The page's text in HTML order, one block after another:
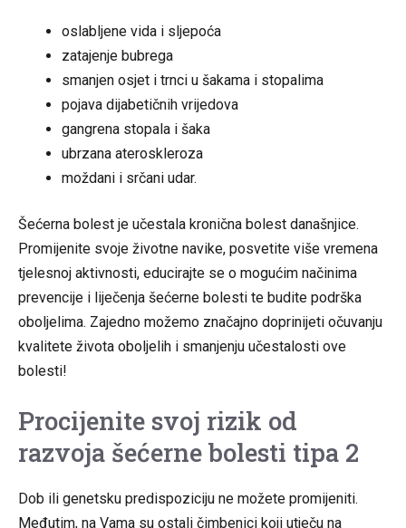
oslabljene vida i sljepoća
zatajenje bubrega
smanjen osjet i trnci u šakama i stopalima
pojava dijabetičnih vrijedova
gangrena stopala i šaka
ubrzana ateroskleroza
moždani i srčani udar.
Šećerna bolest je učestala kronična bolest današnjice.
Promijenite svoje životne navike, posvetite više vremena
tjelesnoj aktivnosti, educirajte se o mogućim načinima
prevencije i liječenja šećerne bolesti te budite podrška
oboljelima. Zajedno možemo značajno doprinijeti očuvanju
kvalitete života oboljelih i smanjenju učestalosti ove
bolesti!
Procijenite svoj rizik od
razvoja šećerne bolesti tipa 2
Dob ili genetsku predispoziciju ne možete promijeniti.
Međutim, na Vama su ostali čimbenici koji utječu na